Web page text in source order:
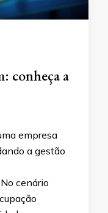
conheça a
empresa
a gestão
cenário